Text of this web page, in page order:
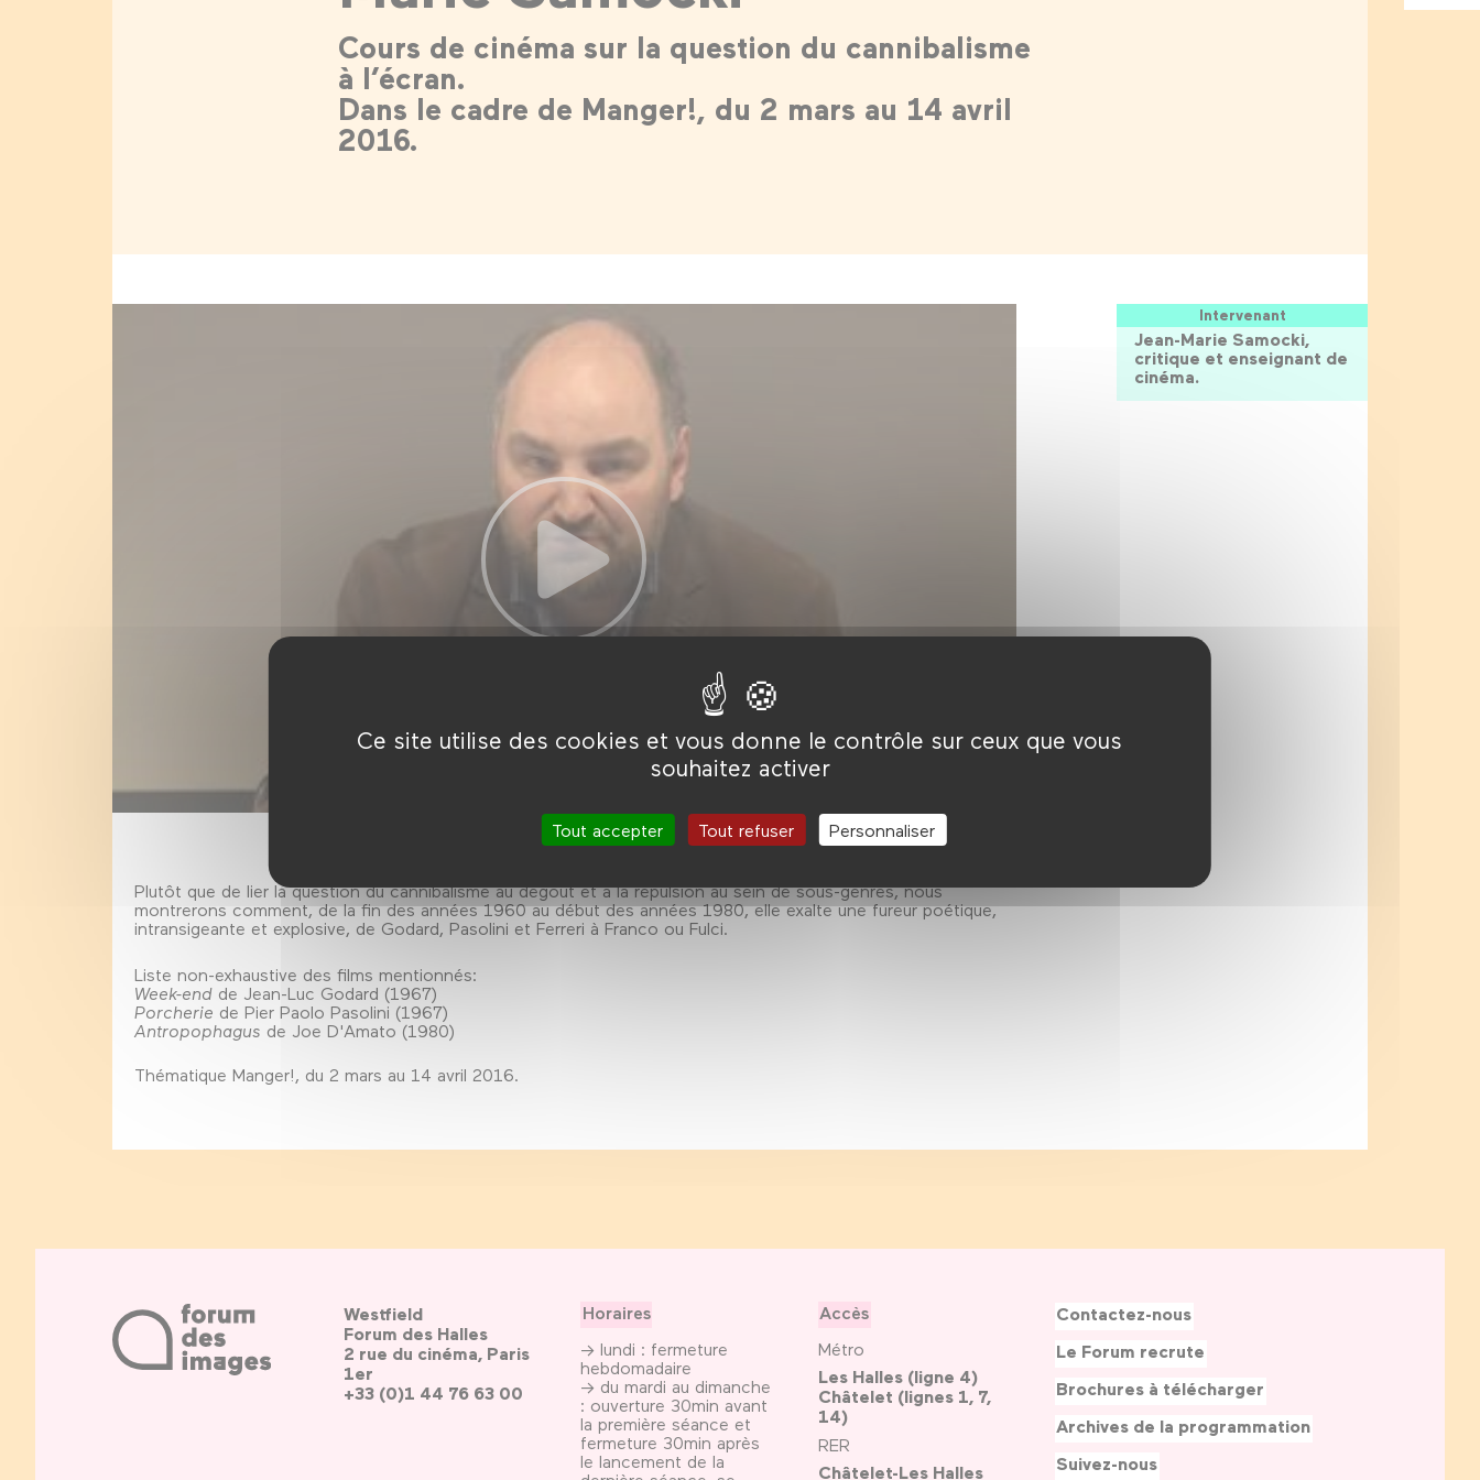
Ce site utilise des cookies et vous donne le contrôle sur ceux que vous
souhaitez activer
Tout accepter Tout refuser Personnaliser
Cours de cinéma sur la question du cannibalisme
à l’écran.
Dans le cadre de Manger!, du 2 mars au 14 avril
2016.
Intervenant
Jean-Marie Samocki,
critique et enseignant de
cinéma.
Plutôt que de lier la question du cannibalisme au dégoût et à la répulsion au sein de sous-genres, nous
montrerons comment, de la fin des années 1960 au début des années 1980, elle exalte une fureur poétique,
intransigeante et explosive, de Godard, Pasolini et Ferreri à Franco ou Fulci.
Liste non-exhaustive des films mentionnés:
Week-end de Jean-Luc Godard (1967)
Porcherie de Pier Paolo Pasolini (1967)
Antropophagus de Joe D'Amato (1980)
Thématique Manger!, du 2 mars au 14 avril 2016.
Westfield
Forum des Halles
2 rue du cinéma, Paris
1er
+33 (0)1 44 76 63 00
Horaires
→ lundi : fermeture
hebdomadaire
→ du mardi au dimanche
: ouverture 30min avant
la première séance et
fermeture 30min après
le lancement de la
Accès
Métro
Les Halles (ligne 4)
Châtelet (lignes 1, 7,
14)
RER
Châtelet-Les Halles
Contactez-nous
Le Forum recrute
Brochures à télécharger
Archives de la programmation
Suivez-nous